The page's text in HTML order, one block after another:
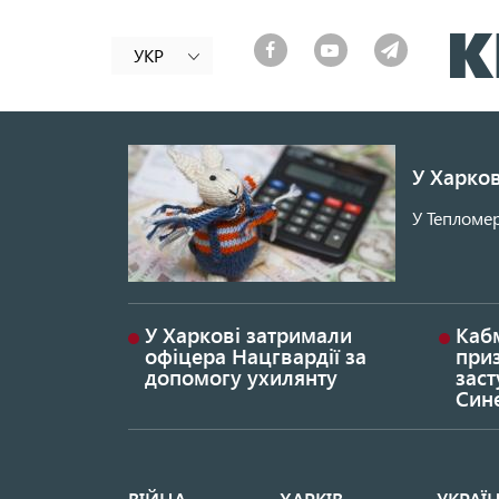
УКР
У
У
У Харкові затримали
офіцера Нацгвардії за
допомогу ухилянту